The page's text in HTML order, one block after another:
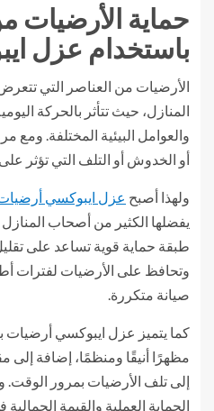
حماية الأرضيات
باستخدام عزل
الأرضيات من العناصر التي
المنازل، حيث تتأثر بالحركة
والعوامل البيئية المختلفة. ومع
أو الخدوش أو التلف التي تؤثر
ولهذا أصبح عزل ايبوكسي
يفضلها الكثير من أصحاب المنازل
طبقة حماية قوية تساعد على
وتحافظ على الأرضيات لفترات
صيانة متكررة.
كما يتميز عزل ايبوكسي أرضيات
مظهرًا أنيقًا ومنظمًا، إضافة إلى
إلى تلف الأرضيات بمرور الوقت.
الحماية العملية والقيمة